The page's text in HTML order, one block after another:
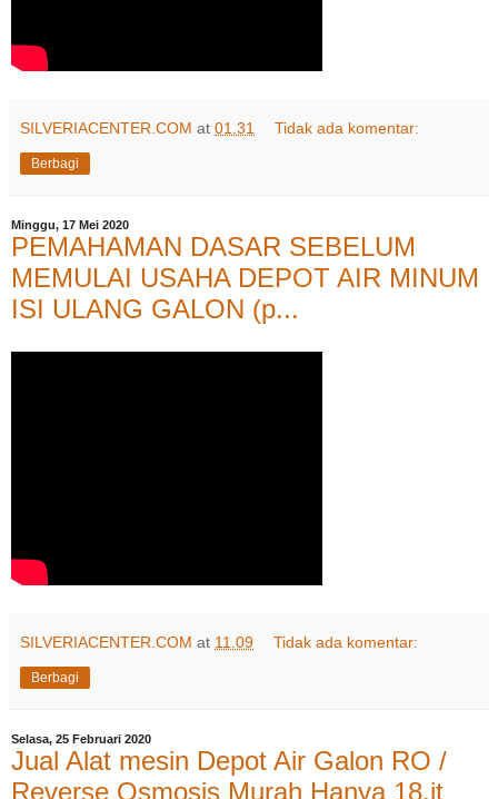
SILVERIACENTER.COM at 01.31 Tidak ada komentar:
Berbagi
Minggu, 17 Mei 2020
PEMAHAMAN DASAR SEBELUM
MEMULAI USAHA DEPOT AIR MINUM
ISI ULANG GALON (p...
SILVERIACENTER.COM at 11.09 Tidak ada komentar:
Berbagi
Selasa, 25 Februari 2020
Jual Alat mesin Depot Air Galon RO /
Reverse Osmosis Murah Hanya 18.jt